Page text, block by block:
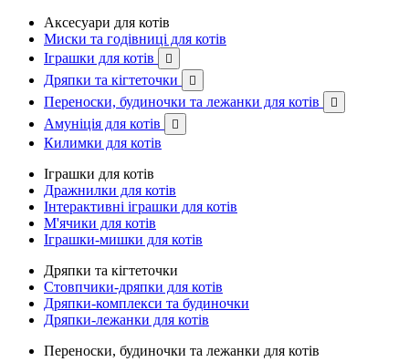
Аксесуари для котів
Миски та годівниці для котів
Іграшки для котів

Дряпки та кігтеточки 
Переноски, будиночки та лежанки для котів 
Амуніція для котів 
Килимки для котів
Іграшки для котів
Дражнилки для котів
Інтерактивні іграшки для котів
М'ячики для котів
Іграшки-мишки для котів
Дряпки та кігтеточки
Стовпчики-дряпки для котів
Дряпки-комплекси та будиночки
Дряпки-лежанки для котів
Переноски, будиночки та лежанки для котів